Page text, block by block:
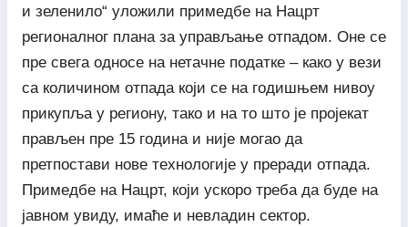
и зеленило“ уложили примедбе на Нацрт
регионалног плана за управљање отпадом. Оне се
пре свега односе на нетачне податке – како у вези
са количином отпада који се на годишњем нивоу
прикупља у региону, тако и на то што је пројекат
прављен пре 15 година и није могао да
претпостави нове технологије у преради отпада.
Примедбе на Нацрт, који ускоро треба да буде на
јавном увиду, имаће и невладин сектор.